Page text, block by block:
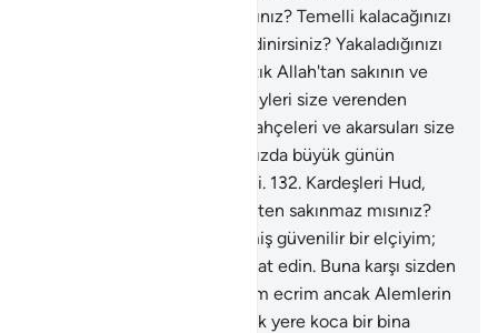
kurup, boş şeyle mi uğraşırsınız? Temelli kalacağınızı
umarak sağlam yapılar mı edinirsiniz? Yakaladığınızı
zorbaca mı yakalarsınız? Artık Allah'tan sakının ve
bana itaat edin. Bildiğiniz şeyleri size verenden
sakının; davarları, oğulları, bahçeleri ve akarsuları size
O vermiştir. Doğrusu hakkınızda büyük günün
azabından korkuyorum" dedi. 132. Kardeşleri Hud,
onlara: "Allah'a karşı gelmekten sakınmaz mısınız?
Doğrusu ben size gönderilmiş güvenilir bir elçiyim;
Allah'tan sakının ve bana itaat edin. Buna karşı sizden
bir ücret istemiyorum; benim ecrim ancak Alemlerin
Rabbine aittir. Siz her yüksek yere koca bir bina